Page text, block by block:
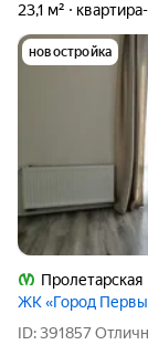
23,1 м²
новостройка
Пролетарская
ЖК «Город
ID: 391857